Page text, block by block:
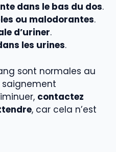
dans le bas du dos.
ou malodorantes.
d’uriner.
les urines.
sont normales au
saignement
contactez
, car cela n’est